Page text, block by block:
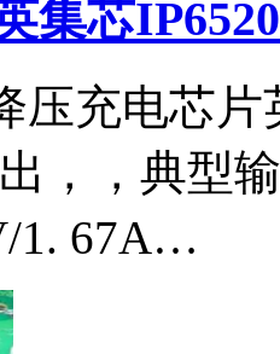
集芯
压充电芯
，，典型
1. 67A…